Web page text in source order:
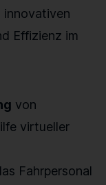
innovativen
Effizienz im
von
virtueller
Fahrpersonal